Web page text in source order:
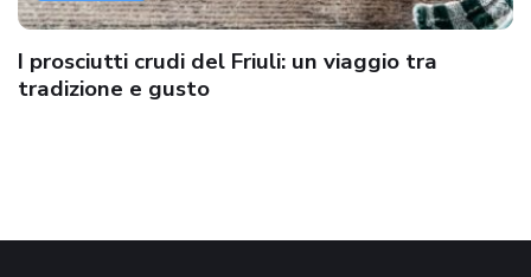
I prosciutti crudi del Friuli: un viaggio tra
tradizione e gusto